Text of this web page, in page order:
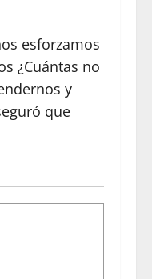
esforzamos
¿Cuántas no
y
que